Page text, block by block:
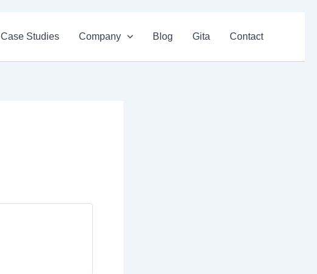
Case Studies Company Blog Gita Contact